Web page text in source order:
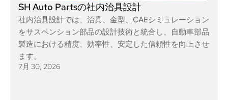
SH Auto Partsの社内治具設計
社内治具設計では、治具、金型、CAEシミュレーション
をサスペンション部品の設計技術と統合し、自動車部品
製造における精度、効率性、安定した信頼性を向上させ
ます。
7月 30, 2026